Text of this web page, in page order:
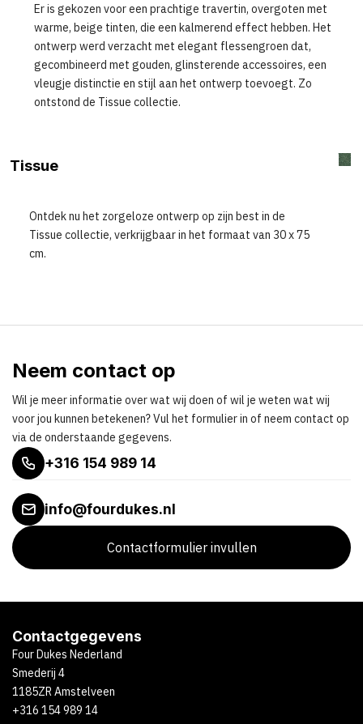
met geometrische vormen en fractalen, te integreren in
hedendaagse interieurs. De samensmelting van klassiek
en modernisme vroeg om de juiste kleuren om harmonie en
complementariteit te bewerkstelligen.
Er is gekozen voor een prachtige travertin, overgoten met
warme, beige tinten, die een kalmerend effect hebben. Het
ontwerp werd verzacht met elegant flessengroen dat,
gecombineerd met gouden, glinsterende accessoires, een
vleugje distinctie en stijl aan het ontwerp toevoegt. Zo
ontstond de Tissue collectie.
Tissue
Ontdek nu het zorgeloze ontwerp op zijn best in de
Tissue collectie, verkrijgbaar in het formaat van 30 x 75
cm.
Neem contact op
Wil je meer informatie over wat wij doen of wil je weten wat wij
voor jou kunnen betekenen? Vul het formulier in of neem contact op
via de onderstaande gegevens.
+316 154 989 14
info@fourdukes.nl
Contactformulier invullen
Contactgegevens
Four Dukes Nederland
Smederij 4
1185ZR Amstelveen
+316 154 989 14